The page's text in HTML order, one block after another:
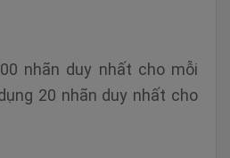
nhãn duy nhất cho mỗi
20 nhãn duy nhất cho